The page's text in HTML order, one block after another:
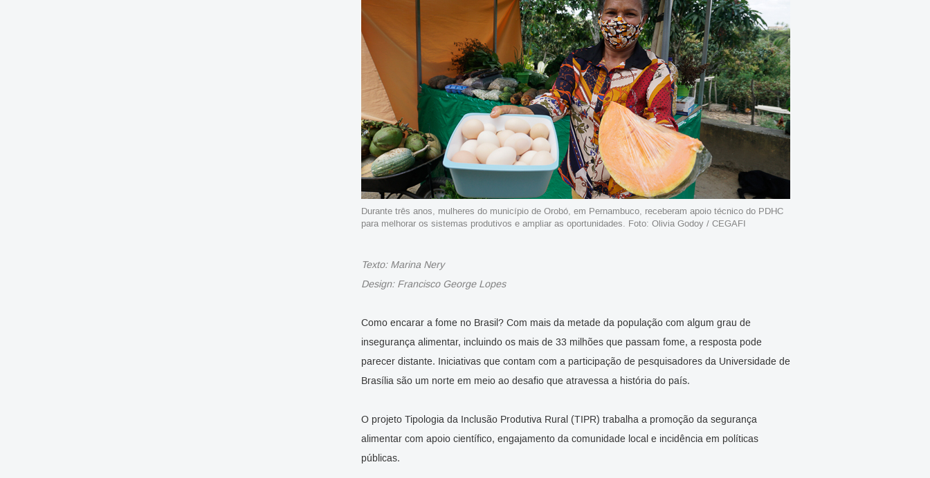
Durante três anos, mulheres do município de Orobó, em Pernambuco, receberam apoio técnico do PDHC
para melhorar os sistemas produtivos e ampliar as oportunidades. Foto: Olivia Godoy / CEGAFI
Texto: Marina Nery
Design: Francisco George Lopes
Como encarar a fome no Brasil? Com mais da metade da população com algum grau de
insegurança alimentar, incluindo os mais de 33 milhões que passam fome, a resposta pode
parecer distante. Iniciativas que contam com a participação de pesquisadores da Universidade de
Brasília são um norte em meio ao desafio que atravessa a história do país.
O projeto Tipologia da Inclusão Produtiva Rural (TIPR) trabalha a promoção da segurança
alimentar com apoio científico, engajamento da comunidade local e incidência em políticas
públicas.